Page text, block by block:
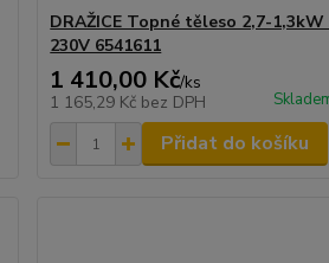
DRAŽICE Topné těleso 2,7-1,3kW
230V 6541611
1 410,00 Kč/ks
1 165,29 Kč bez DPH
Přidat do košíku